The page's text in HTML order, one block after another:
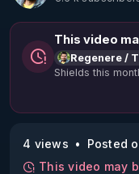
This video
Regenere /
Shields this
4 views
Posted
This video may